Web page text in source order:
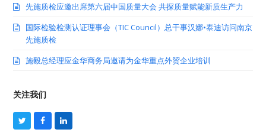
先施质检应邀出席第六届中国质量大会 共探质量赋能新质生产力
国际检验检测认证理事会（TIC Council）总干事汉娜•泰迪访问南京
先施质检
施毅总经理应金华商务局邀请为金华重点外贸企业培训
关注我们
T
w
F
a
L
i